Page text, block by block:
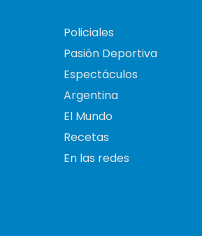
Policiales
Pasión Deportiva
Espectáculos
Argentina
El Mundo
Recetas
En las redes